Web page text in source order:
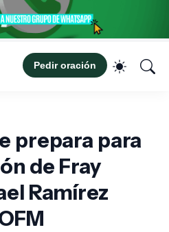
Pedir oración
prepara para
de Fray
Ramírez